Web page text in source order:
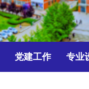
党建工作 专业